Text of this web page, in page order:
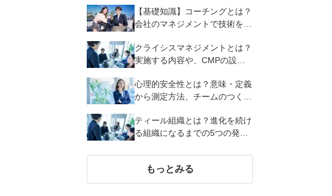
【基礎知識】コーチングとは？
会社のマネジメントで技術を活
意点を紹介
クライシスマネジメントとは？
実施する内容や、CMPの設定
心理的安全性とは？意味・定義
から測定方法、チームのつくり
ティール組織とは？進化を続け
る組織になるまでの5つの発達
3つのこと
もっとみる